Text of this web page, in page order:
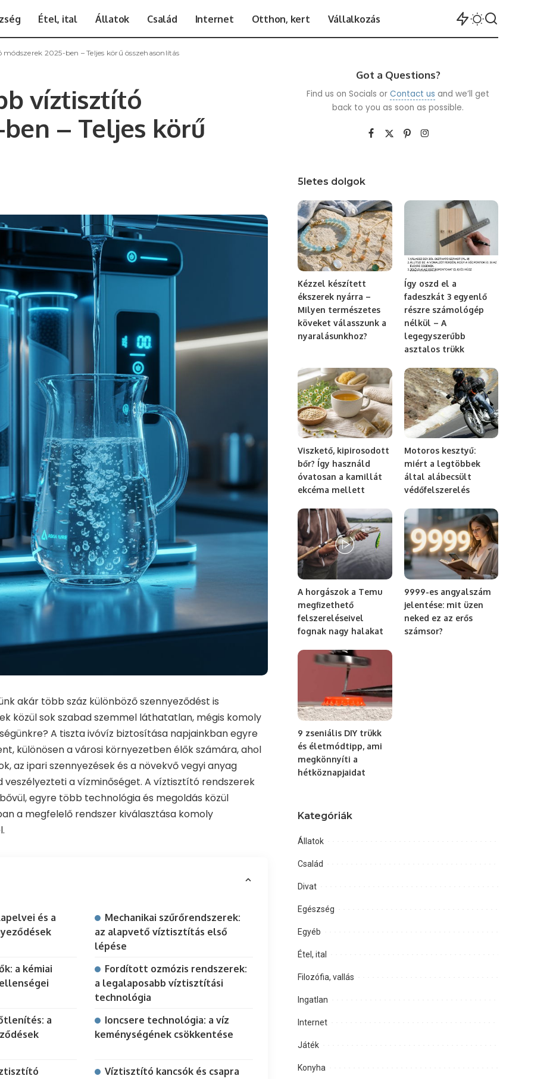
Étel, ital Állatok Család Internet Otthon, kert Vállalkozás
2025-ben – Teljes körű összehasonlítás
víztisztító
– Teljes körű
akár több száz különböző szennyeződést is
közül sok szabad szemmel láthatatlan, mégis komoly
A tiszta ivóvíz biztosítása napjainkban egyre
különösen a városi környezetben élők számára, ahol
az ipari szennyezések és a növekvő vegyi anyag
veszélyezteti a vízminőséget. A víztisztító rendszerek
egyre több technológia és megoldás közül
a megfelelő rendszer kiválasztása komoly
és a
Mechanikai szűrőrendszerek:
az alapvető víztisztítás első
lépése
a kémiai
Fordított ozmózis rendszerek:
a legalaposabb víztisztítási
technológia
a
Ioncsere technológia: a víz
keménységének csökkentése
Víztisztító kancsók és csapra
Got a Questions?
Find us on Socials orContact us and we’ll get
back to you as soon as possible.
5letes dolgok
Kézzel készített
ékszerek nyárra –
Milyen természetes
köveket válasszunk a
nyaralásunkhoz?
Így oszd el a
fadeszkát 3 egyenlő
részre számológép
nélkül – A
legegyszerűbb
asztalos trükk
Viszkető, kipirosodott
bőr? Így használd
óvatosan a kamillát
ekcéma mellett
Motoros kesztyű:
miért a legtöbbek
által alábecsült
védőfelszerelés
A horgászok a Temu
megfizethető
felszereléseivel
fognak nagy halakat
9999-es angyalszám
jelentése: mit üzen
neked ez az erős
számsor?
9 zseniális DIY trükk
és életmódtipp, ami
megkönnyíti a
hétköznapjaidat
Kategóriák
Állatok
Család
Divat
Egészség
Egyéb
Étel, ital
Filozófia, vallás
Ingatlan
Internet
Játék
Konyha